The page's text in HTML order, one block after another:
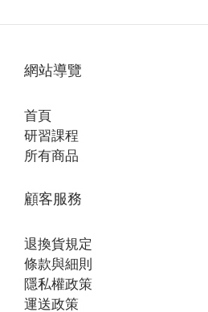
網站導覽
首頁
研習課程
所有商品
顧客服務
退換貨規定
條款與細則
隱私權政策
運送政策